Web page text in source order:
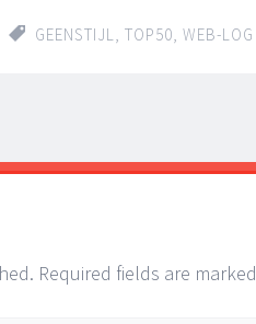
GEENSTIJL, TOP50, WEB-LOG
Required fields are marked